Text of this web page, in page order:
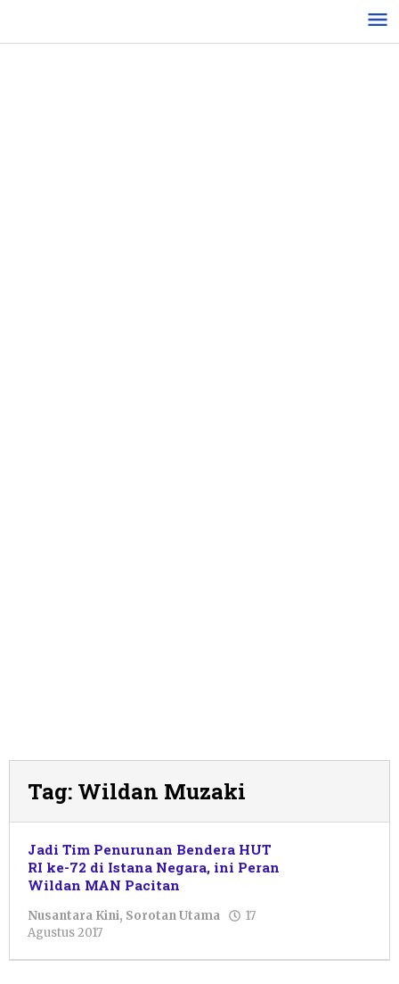
konten
Tag: Wildan Muzaki
Jadi Tim Penurunan Bendera HUT
RI ke-72 di Istana Negara, ini Peran
Wildan MAN Pacitan
Nusantara Kini, Sorotan Utama
17
Agustus 2017